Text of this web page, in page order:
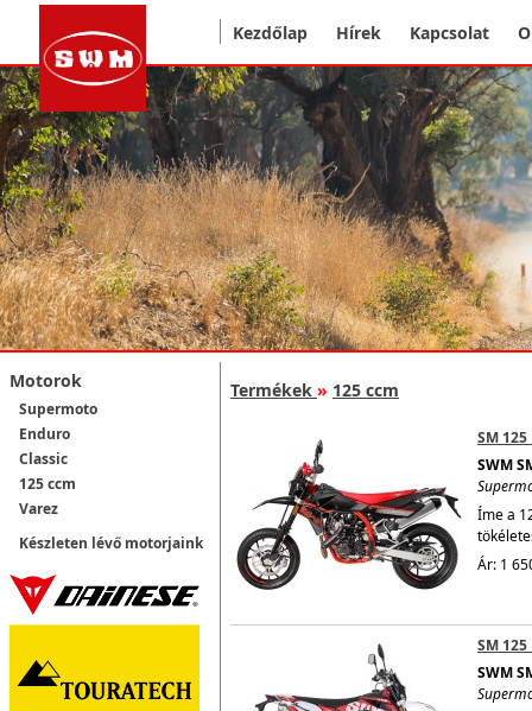
Kezdőlap Hírek Kapcsolat
Motorok
Supermoto
Enduro
Classic
125 ccm
Varez
Készleten lévő motorjaink
Termékek » 125 ccm
SM 125
SWM
Íme a
Ár: 1
SM 125
SWM